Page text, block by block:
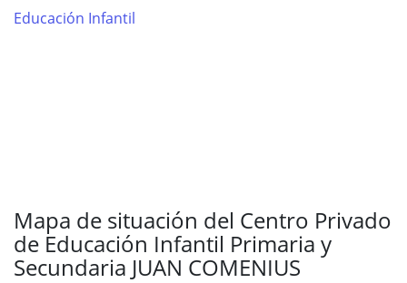
Educación Infantil
Mapa de situación del Centro Privado
de Educación Infantil Primaria y
Secundaria JUAN COMENIUS